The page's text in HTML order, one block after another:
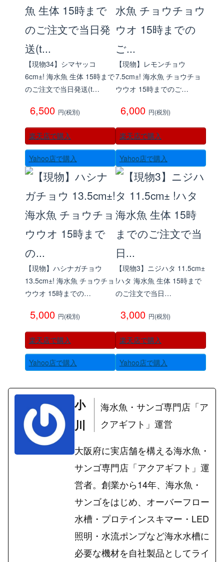
【現物34】シマヤッコ
6cm±! 海水魚 生体 15時まで
のご注文で当日発送(t…
6,500 円(税別)
楽天店で購入
Yahoo店で購入
【現物】レモンチョウ
7.5cm±! 海水魚 チョウチョ
ウウオ 15時までのご…
6,000 円(税別)
楽天店で購入
Yahoo店で購入
【現物】ハシナガチョウ
13.5cm±! 海水魚 チョウチョ
ウウオ 15時までの…
5,000 円(税別)
楽天店で購入
Yahoo店で購入
【現物3】ニジハタ 11.5cm±
!ハタ 海水魚 生体 15時まで
のご注文で当日…
3,000 円(税別)
楽天店で購入
Yahoo店で購入
小
川
海水魚・サンゴ専門店「ア
クアギフト」運営
大阪府に実店舗を構える海水魚・
サンゴ専門店「アクアギフト」運
営者。創業から14年、海水魚・
サンゴをはじめ、オーバーフロー
水槽・プロテインスキマー・LED
照明・水流ポンプなど海水水槽に
必要な機材を自社製品としてライ